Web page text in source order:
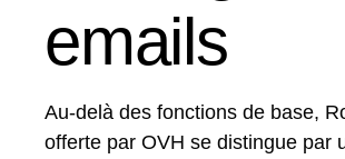
emails
Au-delà des fonctions de base,
offerte par OVH se distingue par